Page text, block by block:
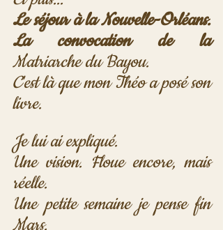
Le séjour à la Nouvelle-Orléans.
La convocation de la
Matriarche du Bayou.
C'est là que mon Théo a posé son
livre.
Je lui ai expliqué.
Une vision. Floue encore, mais
réelle.
Une petite semaine je pense fin
Mars.